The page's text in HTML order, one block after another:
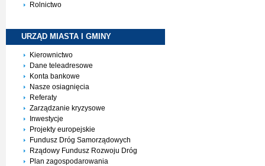
Rolnictwo
URZĄD MIASTA I GMINY
Kierownictwo
Dane teleadresowe
Konta bankowe
Nasze osiagnięcia
Referaty
Zarządzanie kryzysowe
Inwestycje
Projekty europejskie
Fundusz Dróg Samorządowych
Rządowy Fundusz Rozwoju Dróg
Plan zagospodarowania